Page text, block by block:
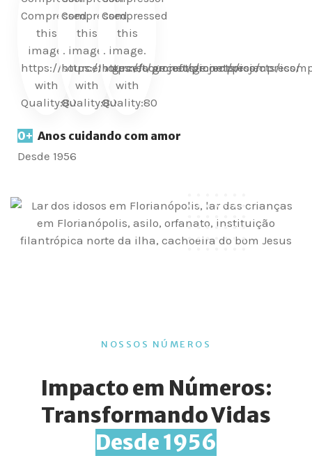
0+ Anos cuidando com amor
Desde 1956
NOSSOS NÚMEROS
Impacto em Números:
Transformando Vidas
Desde 1956